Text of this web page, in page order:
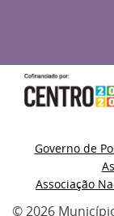
Governo de
Associação
© 2026